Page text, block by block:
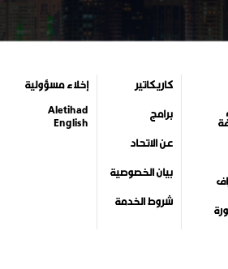
كاريكاتير
برامج
عن الاتحاد
بيان الخصوصية
شروط الخدمة
إخلاء مسؤولية
Aletihad
English